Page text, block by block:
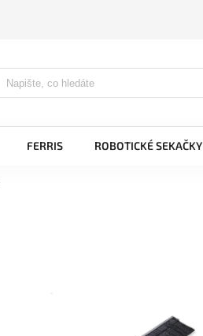
FERRIS ROBOTICKÉ SEKAČKY